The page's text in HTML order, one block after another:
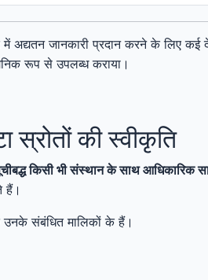
अद्यतन जानकारी प्रदान करने के लिए
रूप से उपलब्ध कराया।
स्रोतों की स्वीकृति
किसी भी संस्थान के साथ आधिकारिक
हैं।
उनके संबंधित मालिकों के हैं।